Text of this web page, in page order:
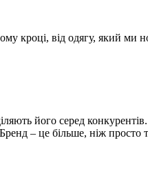
від одягу, який ми
його серед
– це більше, ніж